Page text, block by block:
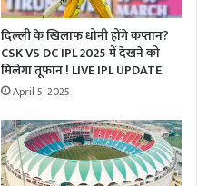
दिल्ली के खिलाफ धोनी होंगे कप्तान?
CSK VS DC IPL 2025 में देखने को
मिलेगा तूफान ! LIVE IPL UPDATE
April 5, 2025